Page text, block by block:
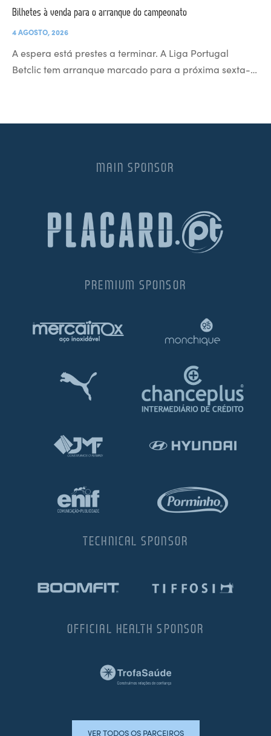
Bilhetes à venda para o arranque do campeonato
4 AGOSTO, 2026
A espera está prestes a terminar. A Liga Portugal
Betclic tem arranque marcado para a próxima sexta-…
MAIN SPONSOR
PREMIUM SPONSOR
TECHNICAL SPONSOR
OFFICIAL HEALTH SPONSOR
VER TODOS OS PARCEIROS